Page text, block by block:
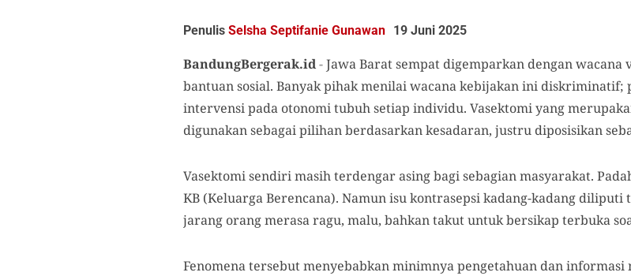
Penulis Selsha Septifanie Gunawan 19 Juni 2025
BandungBergerak.id-Jawa Barat sempat digemparkan dengan
bantuan sosial. Banyak pihak menilai wacana kebijakan ini
intervensi pada otonomi tubuh setiap individu. Vasektomi yang
digunakan sebagai pilihan berdasarkan kesadaran, justru diposisikan
Vasektomi sendiri masih terdengar asing bagi sebagian masyarakat.
KB (Keluarga Berencana). Namun isu kontrasepsi kadang-kadang diliputi
jarang orang merasa ragu, malu, bahkan takut untuk bersikap terbuka
Fenomena tersebut menyebabkan minimnya pengetahuan dan